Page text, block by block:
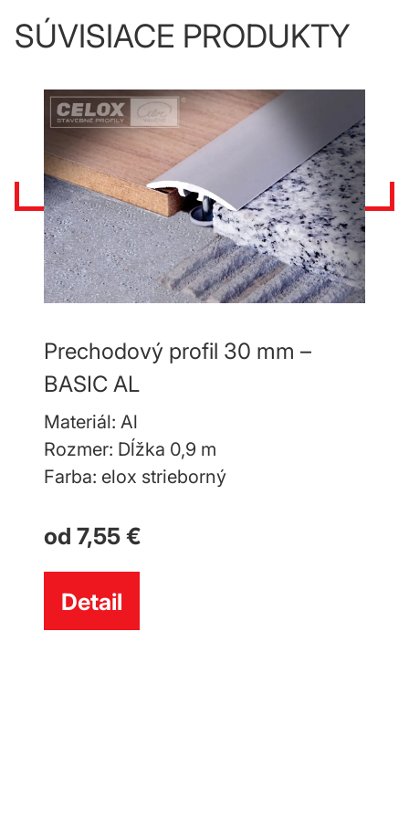
SÚVISIACE PRODUKTY
Prechodový profil 30 mm –
BASIC AL
Materiál: Al
Rozmer: Dĺžka 0,9 m
Farba: elox strieborný
od 7,55 €
Detail